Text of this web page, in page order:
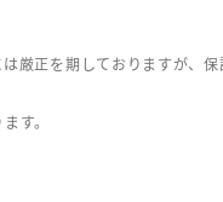
正を期しておりますが、
す。